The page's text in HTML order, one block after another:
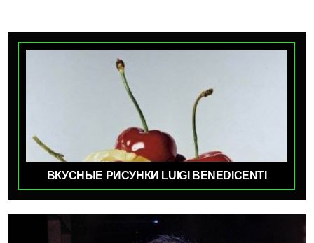
ВКУСНЫЕ РИСУНКИ LUIGI BENEDICENTI